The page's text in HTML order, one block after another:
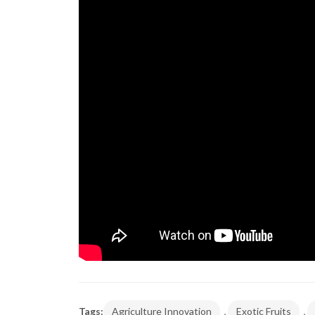
Tags: Agriculture Innovation , Exotic Fruits ,